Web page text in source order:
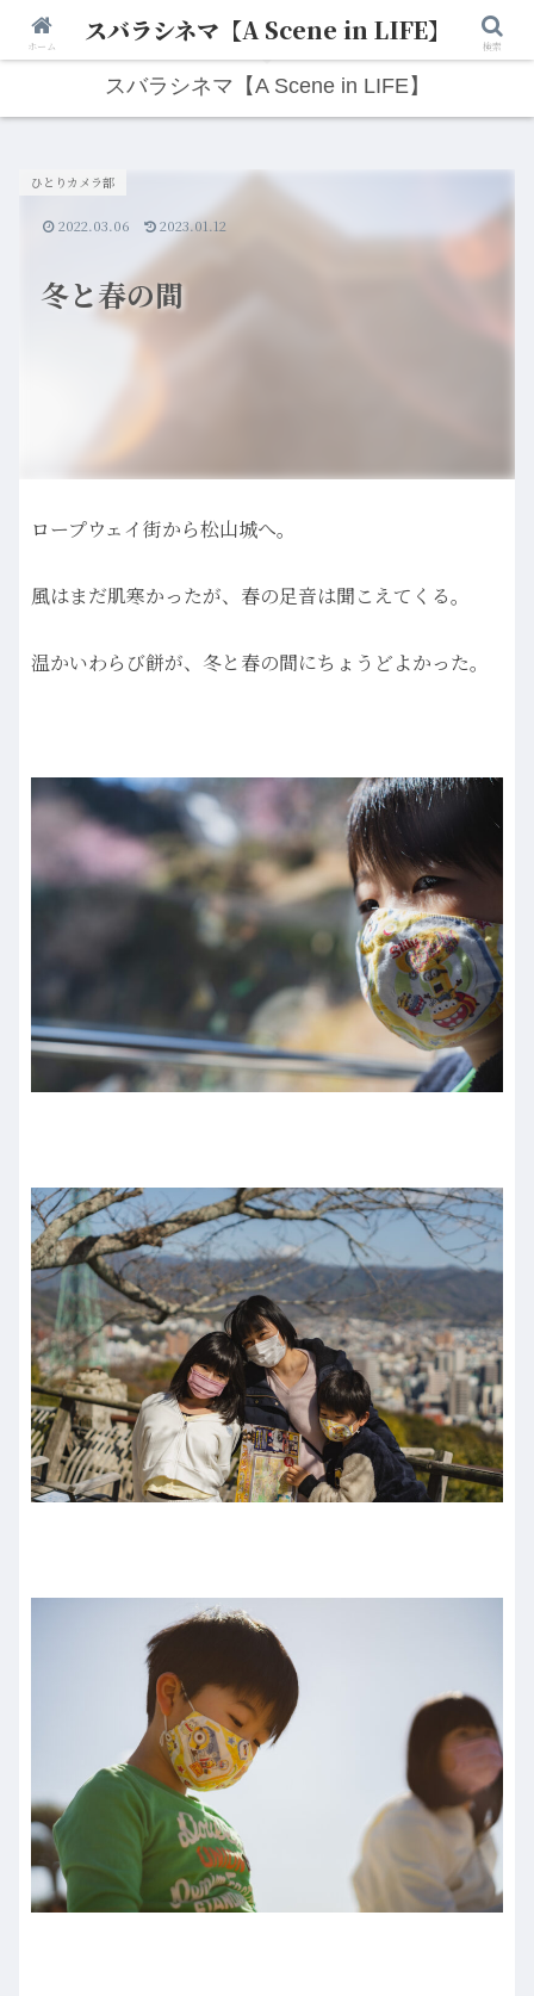
人生は“ひとりごと”から始まる。映画と写真と日々のこと。
スバラシネマ【A Scene in LIFE】
冬と春の間
ひとりカメラ部
2022.03.06 2023.01.12
ロープウェイ街から松山城へ。
風はまだ肌寒かったが、春の足音は聞こえてくる。
温かいわらび餅が、冬と春の間にちょうどよかった。
ホーム スバラシネマ【A Scene in LIFE】 検索